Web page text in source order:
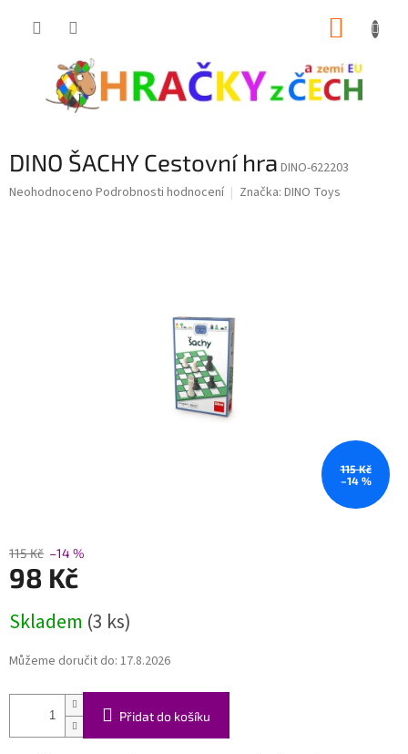
DINO ŠACHY Cestovní hra DINO-622203
Průměrné
Neohodnoceno Podrobnosti hodnocení Značka: DINO Toys
115 Kč
–14 %
115 Kč –14 %
98 Kč
cena:
Skladem (3 ks)
Můžeme doručit do: 17.8.2026
Přidat do košíku